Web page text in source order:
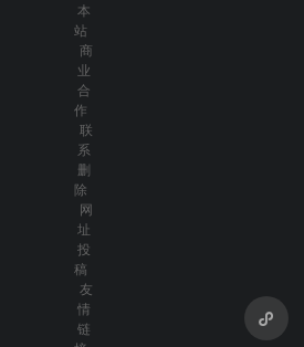
本
站
商
业
合
作
联
系
删
除
网
址
投
稿
友
情
链